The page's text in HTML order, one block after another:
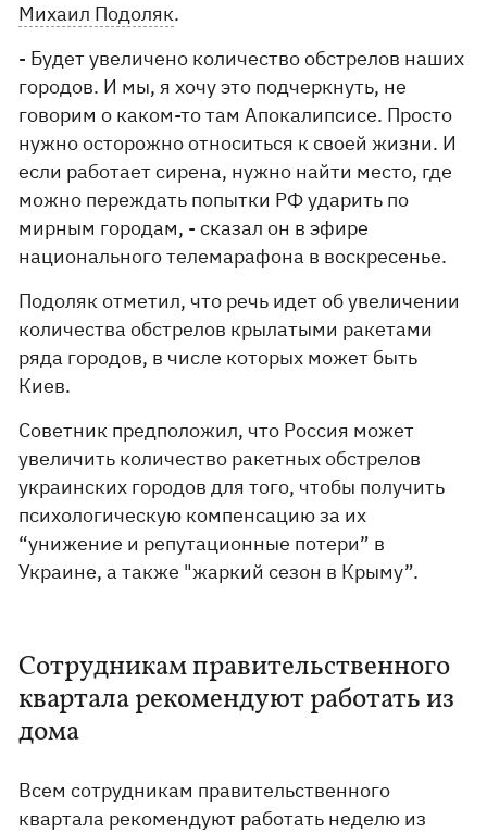
Михаил Подоляк.
- Будет увеличено количество обстрелов наших
городов. И мы, я хочу это подчеркнуть, не
говорим о каком-то там Апокалипсисе. Просто
нужно осторожно относиться к своей жизни. И
если работает сирена, нужно найти место, где
можно переждать попытки РФ ударить по
мирным городам, - сказал он в эфире
национального телемарафона в воскресенье.
Подоляк отметил, что речь идет об увеличении
количества обстрелов крылатыми ракетами
ряда городов, в числе которых может быть
Киев.
Советник предположил, что Россия может
увеличить количество ракетных обстрелов
украинских городов для того, чтобы получить
психологическую компенсацию за их
“унижение и репутационные потери” в
Украине, а также "жаркий сезон в Крыму”.
Сотрудникам правительственного
квартала рекомендуют работать из
дома
Всем сотрудникам правительственного
квартала рекомендуют работать неделю из